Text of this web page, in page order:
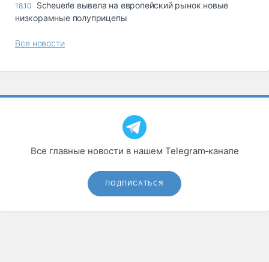
страхование
Спецтехника
Автосервис,
запчасти, шины
Топливо, масла и
автохимия
18.10
Scheuerle вывела на европейский рынок новые
низкорамные полуприцепы
Все новости
Все главные новости в нашем Telegram‑канале
ПОДПИСАТЬСЯ